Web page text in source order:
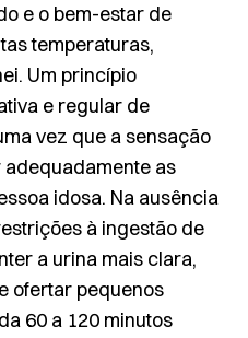
e o bem-estar de
temperaturas,
Um princípio
e regular de
vez que a sensação
as
idosa. Na ausência
à ingestão de
a urina mais clara,
ofertar pequenos
60 a 120 minutos